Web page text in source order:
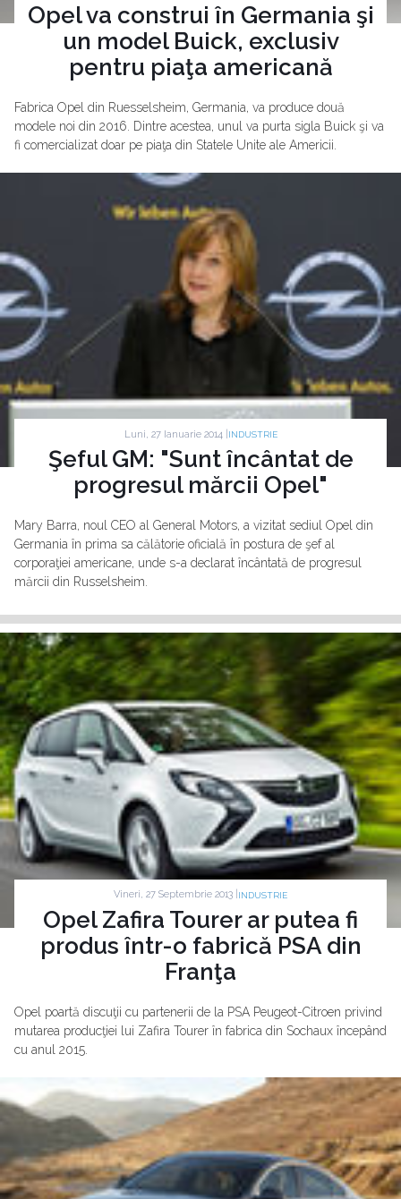
Opel va construi în Germania şi
un model Buick, exclusiv
pentru piaţa americană
Fabrica Opel din Ruesselsheim, Germania, va produce două
modele noi din 2016. Dintre acestea, unul va purta sigla Buick şi va
fi comercializat doar pe piaţa din Statele Unite ale Americii.
Luni, 27 Ianuarie 2014 | INDUSTRIE
Şeful GM: "Sunt încântat de
progresul mărcii Opel"
Mary Barra, noul CEO al General Motors, a vizitat sediul Opel din
Germania în prima sa călătorie oficială în postura de şef al
corporaţiei americane, unde s-a declarat încântată de progresul
mărcii din Russelsheim.
Vineri, 27 Septembrie 2013 | INDUSTRIE
Opel Zafira Tourer ar putea fi
produs într-o fabrică PSA din
Franţa
Opel poartă discuţii cu partenerii de la PSA Peugeot-Citroen privind
mutarea producţiei lui Zafira Tourer în fabrica din Sochaux începând
cu anul 2015.